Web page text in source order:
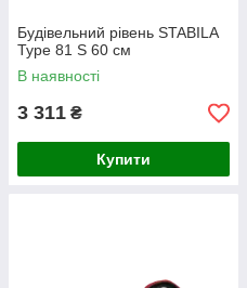
Будівельний рівень STABILA
Type 81 S 60 см
В наявності
3 311 ₴
Купити